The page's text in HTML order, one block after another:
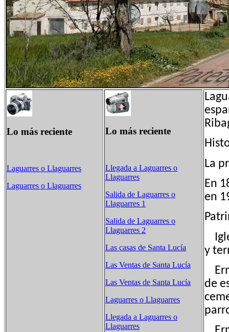
Lo más reciente
Laguarres o Llaguarres
Laguarres o Llaguarres
Lo más reciente
Llegada a Laguarres o
Llaguarres
Salida de Laguarres o
Llaguarres 1
Salida de Laguarres o
Llaguarres 2
Las casas de Santa Lucía
Las Ventas de Santa Lucía
Las Ventas de Santa Lucía
Laguarres o Llaguarres
Llegada a Laguarres o
Llaguarres
La
En
en
y
de